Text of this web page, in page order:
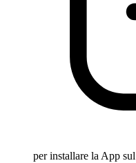
per installare la App